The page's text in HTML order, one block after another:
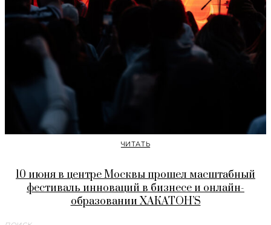
ЧИТАТЬ
10 июня в центре Москвы прошел масштабный
фестиваль инноваций в бизнесе и онлайн-
образовании ХАКАТОН’S